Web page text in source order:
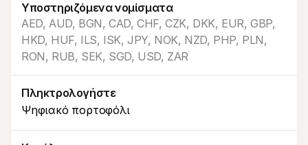
Υποστηριζόμενα νομίσματα
AED, AUD, BGN, CAD, CHF, CZK, DKK, EUR, GBP,
HKD, HUF, ILS, ISK, JPY, NOK, NZD, PHP, PLN,
RON, RUB, SEK, SGD, USD, ZAR
Πληκτρολογήστε
Ψηφιακό πορτοφόλι
Σχετικά με την Mollie
Τιμολόγηση
Δείτε τις τιμές μας
Σχετικά με εμάς
Μάθετε περισσότερα για την
ιστορία και τις αξίες μας
Νέα
Διαβάστε τα τελευταία νέα της
Mollie
Καριέρες
προσλαμβάνουμε!